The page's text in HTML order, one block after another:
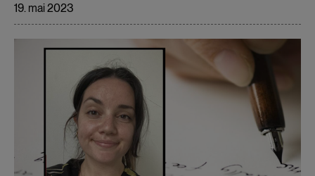
19. mai 2023